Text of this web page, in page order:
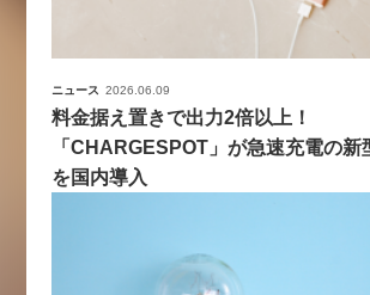
ニュース 2026.06.09
料金据え置きで出力2倍以上！
「CHARGESPOT」が急速充電の新
を国内導入